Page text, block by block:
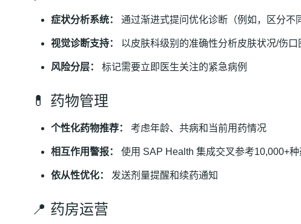
症状分析系统： 通过渐进式提问优化诊断（例如，区分不
视觉诊断支持： 以皮肤科级别的准确性分析皮肤状况/伤口
风险分层： 标记需要立即医生关注的紧急病例
💊 药物管理
个性化药物推荐： 考虑年龄、共病和当前用药情况
相互作用警报： 使用 SAP Health 集成交叉参考10,000+种
依从性优化： 发送剂量提醒和续药通知
📍 药房运营